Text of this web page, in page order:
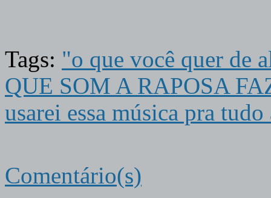
Tags: "o que você quer de
QUE SOM A RAPOSA
usarei essa música pra tudo
Comentário(s)